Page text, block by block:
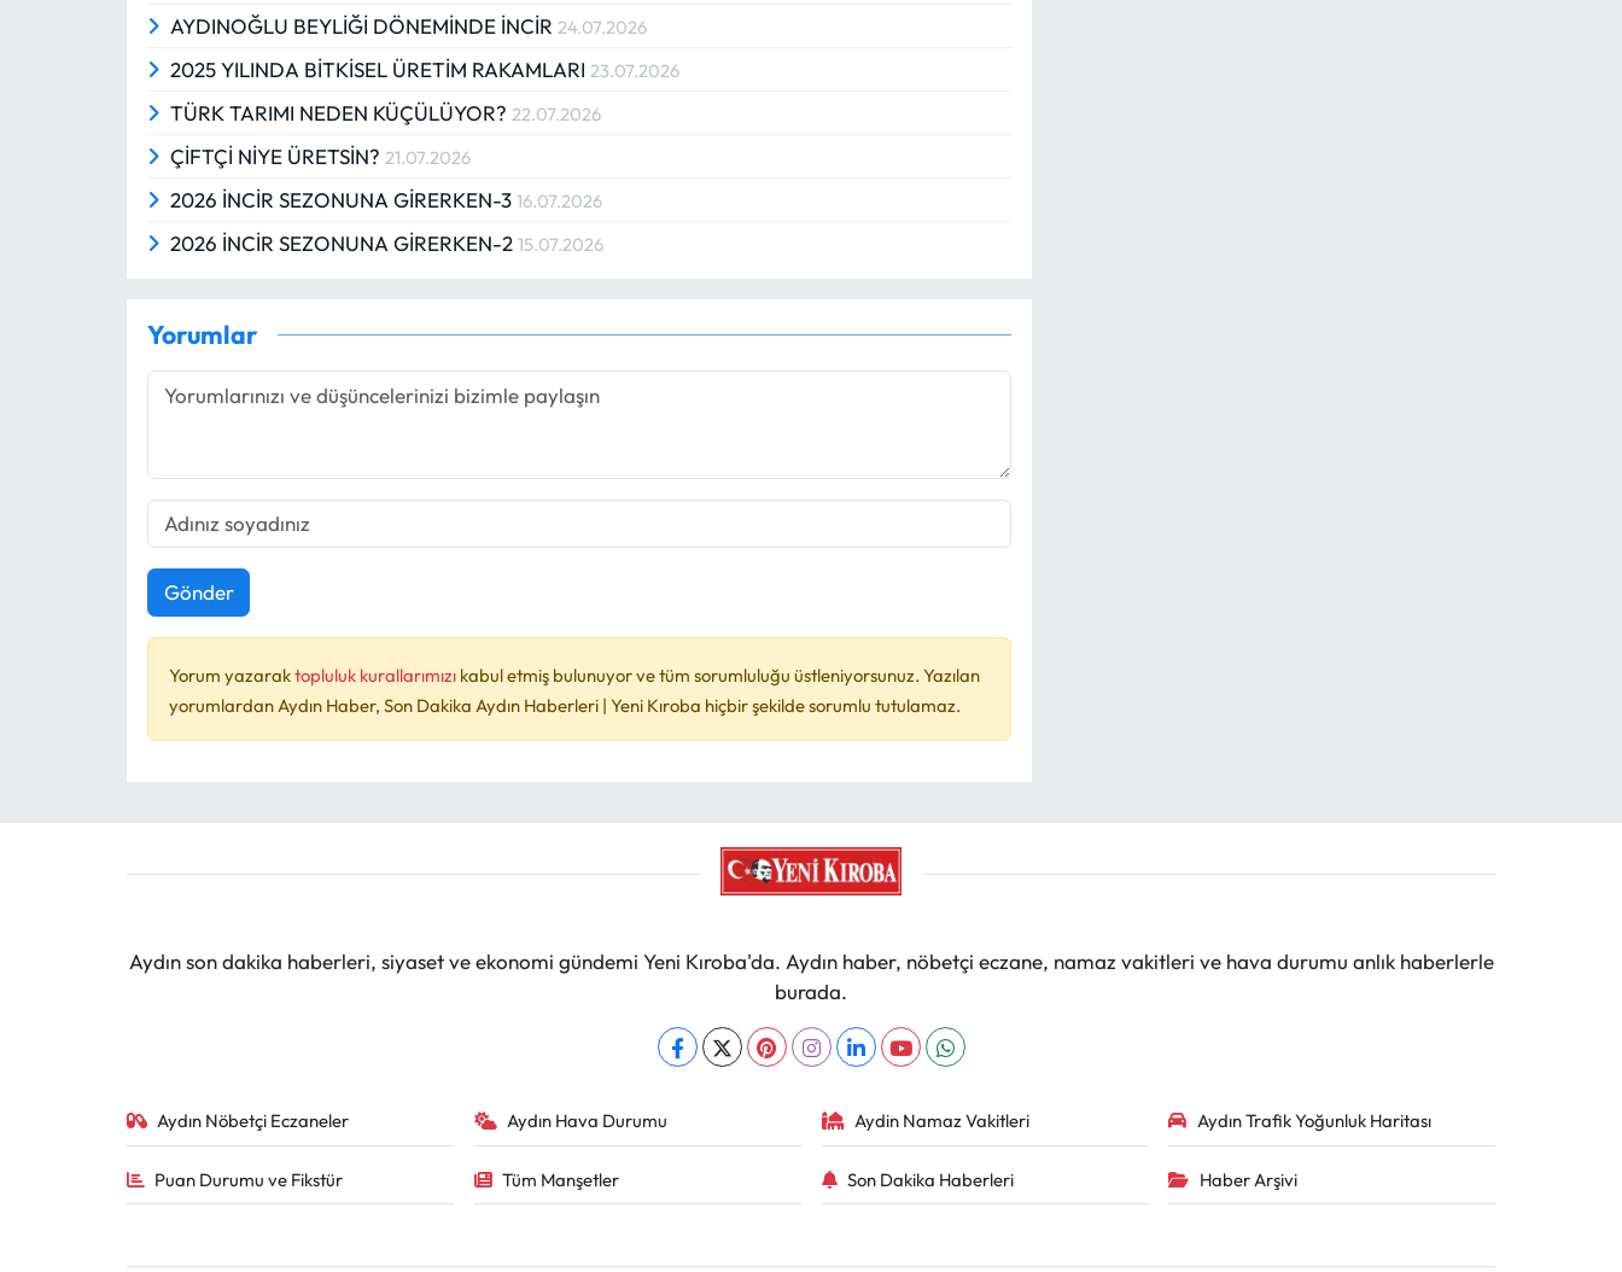
AYDINOĞLU BEYLİĞİ DÖNEMİNDE İNCİR24.07.2026
2025 YILINDA BİTKİSEL ÜRETİM RAKAMLARI23.07.2026
TÜRK TARIMI NEDEN KÜÇÜLÜYOR?22.07.2026
ÇİFTÇİ NİYE ÜRETSİN?21.07.2026
2026 İNCİR SEZONUNA GİRERKEN-316.07.2026
2026 İNCİR SEZONUNA GİRERKEN-215.07.2026
Yorumlar
Gönder
Yorum yazaraktopluluk kurallarımızı kabul etmiş bulunuyor ve tüm sorumluluğu üstleniyorsunuz. Yazılan
yorumlardan Aydın Haber, Son Dakika Aydın Haberleri | Yeni Kıroba hiçbir şekilde sorumlu tutulamaz.
Aydın son dakika haberleri, siyaset ve ekonomi gündemi Yeni Kıroba'da. Aydın haber, nöbetçi eczane, namaz vakitleri ve hava durumu anlık haberlerle
burada.
Aydın Nöbetçi Eczaneler Aydın Hava Durumu Aydin Namaz Vakitleri Aydın Trafik Yoğunluk Haritası
Puan Durumu ve Fikstür Tüm Manşetler Son Dakika Haberleri Haber Arşivi